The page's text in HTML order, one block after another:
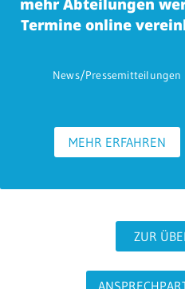
sämtliche CT-Untersuchungen
diesem Hochleistungs-
Auflösung bei geringerer
mehr Abteilungen
Termine online
News/Pressemitteilungen
MEHR ERFAHREN
ZUR